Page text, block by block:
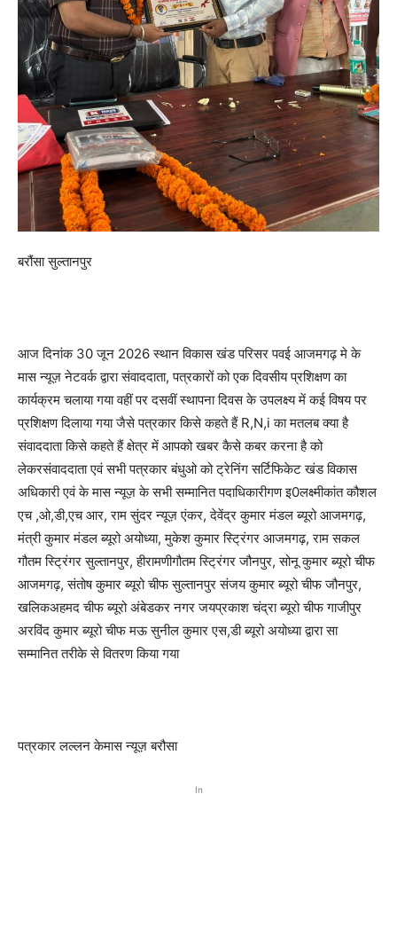
बरौंसा सुल्तानपुर
आज दिनांक 30 जून 2026 स्थान विकास खंड परिसर पवई आजमगढ़ मे के
मास न्यूज़ नेटवर्क द्वारा संवाददाता, पत्रकारों को एक दिवसीय प्रशिक्षण का
कार्यक्रम चलाया गया वहीं पर दसवीं स्थापना दिवस के उपलक्ष्य में कई विषय पर
प्रशिक्षण दिलाया गया जैसे पत्रकार किसे कहते हैं R,N,i का मतलब क्या है
संवाददाता किसे कहते हैं क्षेत्र में आपको खबर कैसे कबर करना है को
लेकरसंवाददाता एवं सभी पत्रकार बंधुओ को ट्रेनिंग सर्टिफिकेट खंड विकास
अधिकारी एवं के मास न्यूज़ के सभी सम्मानित पदाधिकारीगण इ0लक्ष्मीकांत कौशल
एच ,ओ,डी,एच आर, राम सुंदर न्यूज़ एंकर, देवेंद्र कुमार मंडल ब्यूरो आजमगढ़,
मंत्री कुमार मंडल ब्यूरो अयोध्या, मुकेश कुमार स्ट्रिंगर आजमगढ़, राम सकल
गौतम स्ट्रिंगर सुल्तानपुर, हीरामणीगौतम स्ट्रिंगर जौनपुर, सोनू कुमार ब्यूरो चीफ
आजमगढ़, संतोष कुमार ब्यूरो चीफ सुल्तानपुर संजय कुमार ब्यूरो चीफ जौनपुर,
खलिकअहमद चीफ ब्यूरो अंबेडकर नगर जयप्रकाश चंद्रा ब्यूरो चीफ गाजीपुर
अरविंद कुमार ब्यूरो चीफ मऊ सुनील कुमार एस,डी ब्यूरो अयोध्या द्वारा सा
सम्मानित तरीके से वितरण किया गया
पत्रकार लल्लन केमास न्यूज़ बरौसा
In